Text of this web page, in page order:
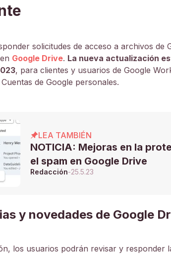
solicitudes de acceso a archivos de
Google Drive. La nueva actualización
, para clientes y usuarios de Google
de Google personales.
LEA TAMBIÉN
NOTICIA: Mejoras en la
el spam en Google Drive
Redacción-25.5.23
y novedades de Google
los usuarios podrán revisar y responder